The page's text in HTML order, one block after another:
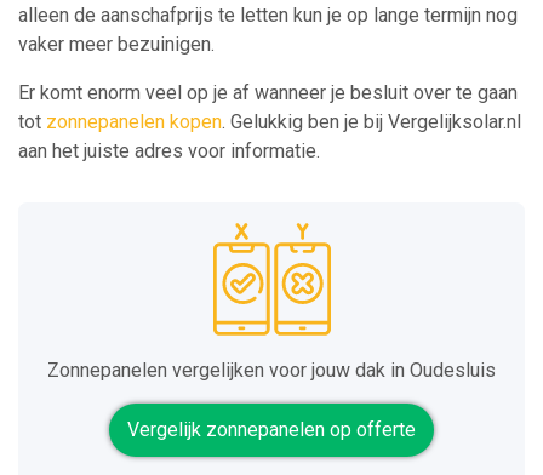
alleen de aanschafprijs te letten kun je op lange termijn nog
vaker meer bezuinigen.
Er komt enorm veel op je af wanneer je besluit over te gaan
tot zonnepanelen kopen. Gelukkig ben je bij Vergelijksolar.nl
aan het juiste adres voor informatie.
Zonnepanelen vergelijken voor jouw dak in Oudesluis
Vergelijk zonnepanelen op offerte